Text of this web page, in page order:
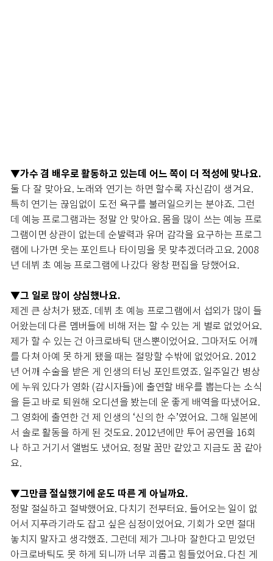
▼가수 겸 배우로 활동하고 있는데 어느 쪽이 더 적성에 맞나요.
둘 다 잘 맞아요. 노래와 연기는 하면 할수록 자신감이 생겨요.
특히 연기는 끊임없이 도전 욕구를 불러일으키는 분야죠. 그런
데 예능 프로그램과는 정말 안 맞아요. 몸을 많이 쓰는 예능 프로
그램이면 상관이 없는데 순발력과 유머 감각을 요구하는 프로그
램에 나가면 웃는 포인트나 타이밍을 못 맞추겠더라고요. 2008
년 데뷔 초 예능 프로그램에 나갔다 왕창 편집을 당했어요.
▼그 일로 많이 상심했나요.
제겐 큰 상처가 됐죠. 데뷔 초 예능 프로그램에서 섭외가 많이 들
어왔는데 다른 멤버들에 비해 저는 할 수 있는 게 별로 없었어요.
제가 할 수 있는 건 아크로바틱 댄스뿐이었어요. 그마저도 어깨
를 다쳐 아예 못 하게 됐을 때는 절망할 수밖에 없었어요. 2012
년 어깨 수술을 받은 게 인생의 터닝 포인트였죠. 일주일간 병상
에 누워 있다가 영화 (감시자들)에 출연할 배우를 뽑는다는 소식
을 듣고 바로 퇴원해 오디션을 봤는데 운 좋게 배역을 따냈어요.
그 영화에 출연한 건 제 인생의 ‘신의 한 수’였어요. 그해 일본에
서 솔로 활동을 하게 된 것도요. 2012년에만 투어 공연을 16회
나 하고 거기서 앨범도 냈어요. 정말 꿈만 같았고 지금도 꿈 같아
요.
▼그만큼 절실했기에 운도 따른 게 아닐까요.
정말 절실하고 절박했어요. 다치기 전부터요. 들어오는 일이 없
어서 지푸라기라도 잡고 싶은 심정이었어요. 기회가 오면 절대
놓치지 말자고 생각했죠. 그런데 제가 그나마 잘한다고 믿었던
아크로바틱도 못 하게 되니까 너무 괴롭고 힘들었어요. 다친 게